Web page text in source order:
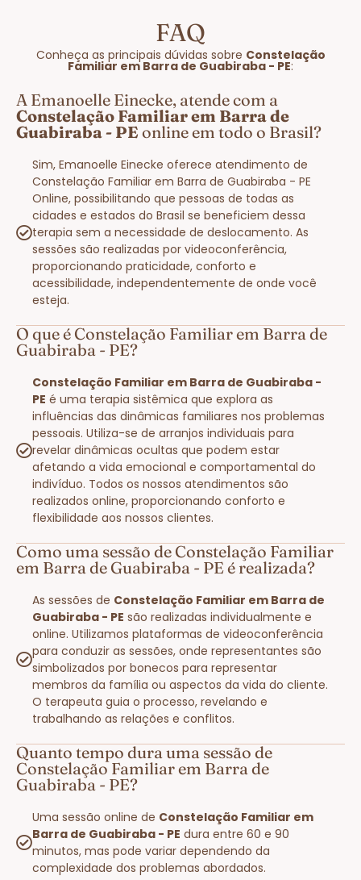
FAQ
Conheça as principais dúvidas sobre Constelação
Familiar em Barra de Guabiraba - PE:
A Emanoelle Einecke, atende com a
Constelação Familiar em Barra de
Guabiraba - PE online em todo o Brasil?
Sim, Emanoelle Einecke oferece atendimento de
Constelação Familiar em Barra de Guabiraba - PE
Online, possibilitando que pessoas de todas as
cidades e estados do Brasil se beneficiem dessa
terapia sem a necessidade de deslocamento. As
sessões são realizadas por videoconferência,
proporcionando praticidade, conforto e
acessibilidade, independentemente de onde você
esteja.
O que é Constelação Familiar em Barra de
Guabiraba - PE?
Constelação Familiar em Barra de Guabiraba -
PE é uma terapia sistêmica que explora as
influências das dinâmicas familiares nos problemas
pessoais. Utiliza-se de arranjos individuais para
revelar dinâmicas ocultas que podem estar
afetando a vida emocional e comportamental do
indivíduo. Todos os nossos atendimentos são
realizados online, proporcionando conforto e
flexibilidade aos nossos clientes.
Como uma sessão de Constelação Familiar
em Barra de Guabiraba - PE é realizada?
As sessões de Constelação Familiar em Barra de
Guabiraba - PE são realizadas individualmente e
online. Utilizamos plataformas de videoconferência
para conduzir as sessões, onde representantes são
simbolizados por bonecos para representar
membros da família ou aspectos da vida do cliente.
O terapeuta guia o processo, revelando e
trabalhando as relações e conflitos.
Quanto tempo dura uma sessão de
Constelação Familiar em Barra de
Guabiraba - PE?
Uma sessão online de Constelação Familiar em
Barra de Guabiraba - PE dura entre 60 e 90
minutos, mas pode variar dependendo da
complexidade dos problemas abordados.